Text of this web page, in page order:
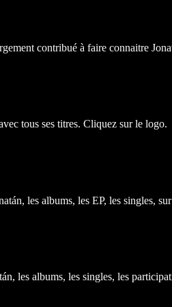
contribué à faire connaitre
tous ses titres. Cliquez sur le logo.
les albums, les EP, les singles,
les albums, les singles, les